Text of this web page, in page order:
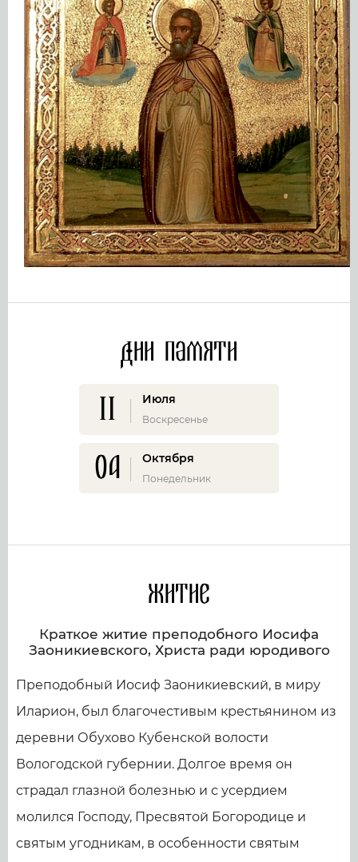
Дни памяти
11 Июля
Воскресенье
04 Октября
Понедельник
Житие
Краткое житие преподобного Иосифа
Заоникиевского, Христа ради юродивого
Преподобный Иосиф Заоникиевский, в миру
Иларион, был благочестивым крестьянином из
деревни Обухово Кубенской волости
Вологодской губернии. Долгое время он
страдал глазной болезнью и с усердием
молился Господу, Пресвятой Богородице и
святым угодникам, в особенности святым